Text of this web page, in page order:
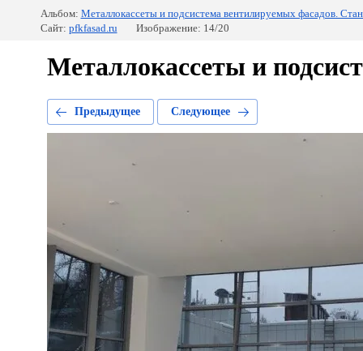
Альбом: Металлокассеты и подсистема вентилируемых фасадов.
Сайт: pfkfasad.ru Изображение: 14/20
Металлокассеты и
Предыдущее Следующее